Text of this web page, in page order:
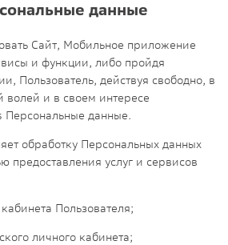
данные
Сайт, Мобильное приложение
и функции, либо пройдя
Пользователь, действуя свободно, в
волей и в своем интересе
Персональные данные.
обработку Персональных данных
предоставления услуг и сервисов
Пользователя;
личного кабинета;